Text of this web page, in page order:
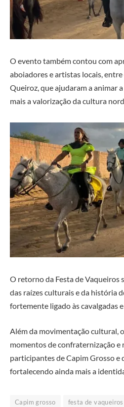
O evento também contou com
aboiadores e artistas locais,
Queiroz, que ajudaram a animar
mais a valorização da cultura
O retorno da Festa de Vaqueiros
das raízes culturais e da história
fortemente ligado às cavalgadas
Além da movimentação cultural,
momentos de confraternização
participantes de Capim Grosso e
fortalecendo ainda mais a
Capim grosso festa de vaqueiros